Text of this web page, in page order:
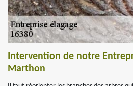
Intervention de notre
Marthon